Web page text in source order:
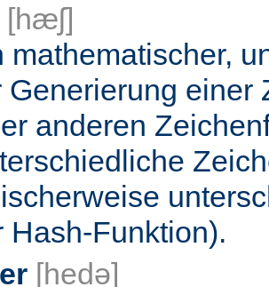
[hæʃ]
mathematischer,
Generierung einer
anderen
Hash-Funktion).
[hedə]